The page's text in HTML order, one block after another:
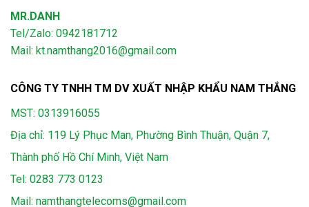
MR.DANH
Tel/Zalo: 0942181712
Mail: kt.namthang2016@gmail.com
CÔNG TY TNHH TM DV XUẤT NHẬP KHẨU NAM THẮNG
MST: 0313916055
Địa chỉ: 119 Lý Phục Man, Phường Bình Thuận, Quận 7,
Thành phố Hồ Chí Minh, Việt Nam
Tel: 0283 773 0123
Mail: namthangtelecoms@gmail.com